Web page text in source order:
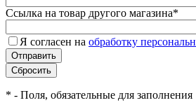
Ссылка на товар другого магазина*
Я согласен на обработку
* - Поля, обязательные для заполнения